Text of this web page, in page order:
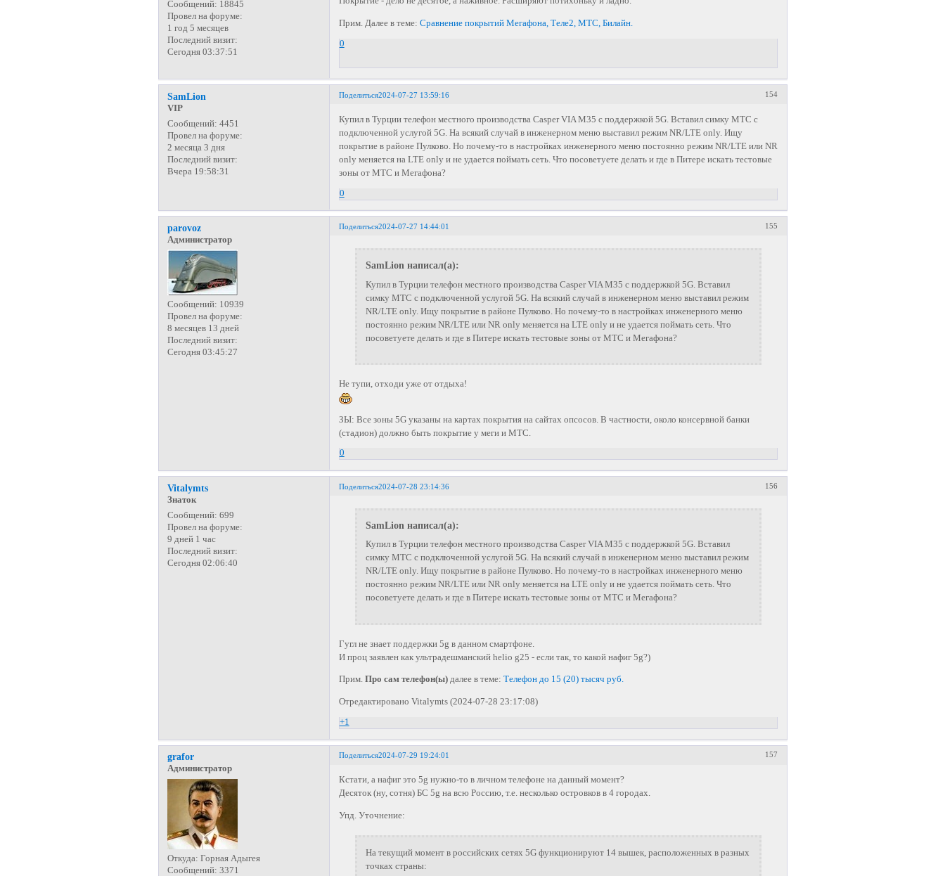
Сообщений: 18845
Провел на форуме:
1 год 5 месяцев
Последний визит:
Сегодня 03:37:51
Прим. Далее в теме: Сравнение покрытий Мегафона, Теле2, МТС, Билайн.
0
Поделиться 154
2024-07-27 13:59:16
SamLion
VIP
Сообщений: 4451
Провел на форуме:
2 месяца 3 дня
Последний визит:
Вчера 19:58:31
Купил в Турции телефон местного производства Casper VIA M35 с поддержкой 5G. Вставил симку МТС с
подключенной услугой 5G. На всякий случай в инженерном меню выставил режим NR/LTE only. Ищу
покрытие в районе Пулково. Но почему-то в настройках инженерного меню постоянно режим NR/LTE или NR
only меняется на LTE only и не удается поймать сеть. Что посоветуете делать и где в Питере искать тестовые
зоны от МТС и Мегафона?
0
Поделиться 155
2024-07-27 14:44:01
parovoz
Администратор
Сообщений: 10939
Провел на форуме:
8 месяцев 13 дней
Последний визит:
Сегодня 03:45:27
SamLion написал(а):
Купил в Турции телефон местного производства Casper VIA M35 с поддержкой 5G. Вставил
симку МТС с подключенной услугой 5G. На всякий случай в инженерном меню выставил режим
NR/LTE only. Ищу покрытие в районе Пулково. Но почему-то в настройках инженерного меню
постоянно режим NR/LTE или NR only меняется на LTE only и не удается поймать сеть. Что
посоветуете делать и где в Питере искать тестовые зоны от МТС и Мегафона?
Не тупи, отходи уже от отдыха!
ЗЫ: Все зоны 5G указаны на картах покрытия на сайтах опсосов. В частности, около консервной банки
(стадион) должно быть покрытие у меги и МТС.
0
Поделиться 156
2024-07-28 23:14:36
Vitalymts
Знаток
Сообщений: 699
Провел на форуме:
9 дней 1 час
Последний визит:
Сегодня 02:06:40
SamLion написал(а):
Купил в Турции телефон местного производства Casper VIA M35 с поддержкой 5G. Вставил
симку МТС с подключенной услугой 5G. На всякий случай в инженерном меню выставил режим
NR/LTE only. Ищу покрытие в районе Пулково. Но почему-то в настройках инженерного меню
постоянно режим NR/LTE или NR only меняется на LTE only и не удается поймать сеть. Что
посоветуете делать и где в Питере искать тестовые зоны от МТС и Мегафона?
Гугл не знает поддержки 5g в данном смартфоне.
И проц заявлен как ультрадешманский helio g25 - если так, то какой нафиг 5g?)
Прим. Про сам телефон(ы)далее в теме: Телефон до 15 (20) тысяч руб.
Отредактировано Vitalymts (2024-07-28 23:17:08)
+1
Поделиться 157
2024-07-29 19:24:01
grafor
Администратор
Откуда: Горная Адыгея
Сообщений: 3371
Кстати, а нафиг это 5g нужно-то в личном телефоне на данный момент?
Десяток (ну, сотня) БС 5g на всю Россию, т.е. несколько островков в 4 городах.
Упд. Уточнение:
На текущий момент в российских сетях 5G функционируют 14 вышек, расположенных в разных
точках страны: